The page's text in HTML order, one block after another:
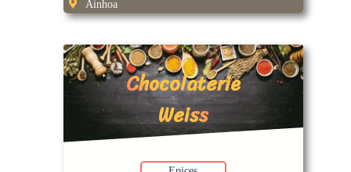
Ainhoa
Chocolaterie
Weiss